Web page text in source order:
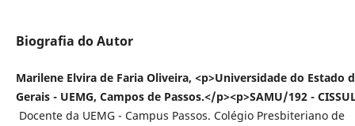
Biografia do Autor
Marilene Elvira de Faria Oliveira, <p>Universidade do Estado
Gerais - UEMG, Campos de Passos.</p><p>SAMU/192 -
Docente da UEMG - Campus Passos. Colégio Presbiteriano de